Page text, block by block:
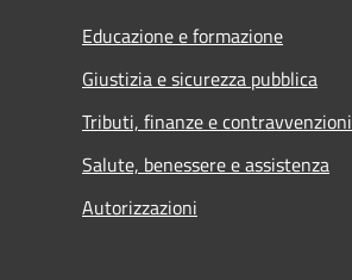
Educazione e formazione
Giustizia e sicurezza pubblica
Tributi, finanze e contravvenzioni
Salute, benessere e assistenza
Autorizzazioni